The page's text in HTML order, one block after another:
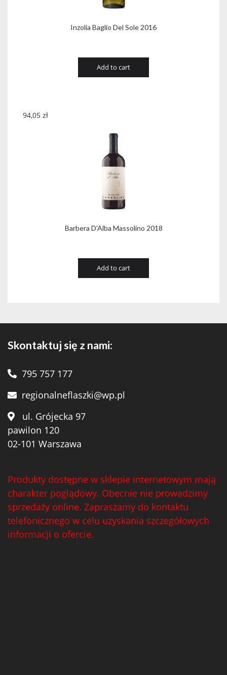
Inzolia Baglio Del Sole 2016
Add to cart
Barbera D'Alba Massolino 2018
94,05 zł
Add to cart
Skontaktuj się z nami:
795 757 177
regionalneflaszki@wp.pl
ul. Grójecka 97
pawilon 120
02-101 Warszawa
Produkty dostępne w sklepie internetowym mają
charakter poglądowy. Obecnie nie prowadzimy
sprzedaży online. Zapraszamy do kontaktu
telefonicznego w celu uzyskania szczegółowych
informacji o ofercie.